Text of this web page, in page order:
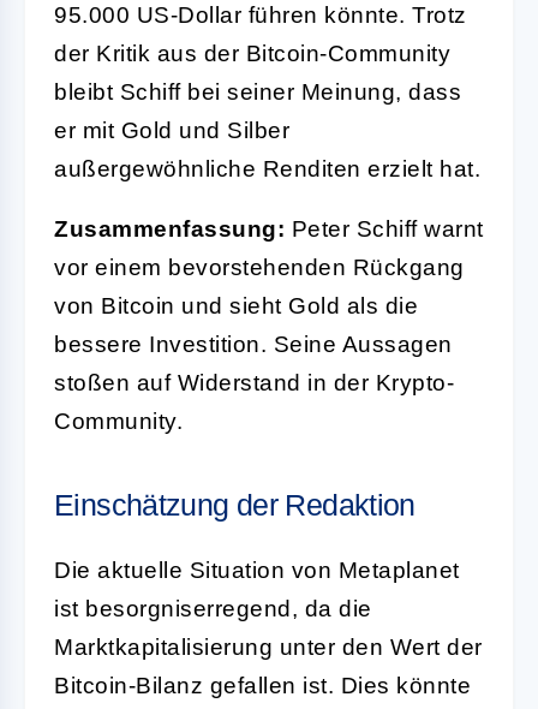
95.000 US-Dollar führen könnte. Trotz
der Kritik aus der Bitcoin-Community
bleibt Schiff bei seiner Meinung, dass
er mit Gold und Silber
außergewöhnliche Renditen erzielt hat.
Zusammenfassung: Peter Schiff warnt
vor einem bevorstehenden Rückgang
von Bitcoin und sieht Gold als die
bessere Investition. Seine Aussagen
stoßen auf Widerstand in der Krypto-
Community.
Einschätzung der Redaktion
Die aktuelle Situation von Metaplanet
ist besorgniserregend, da die
Marktkapitalisierung unter den Wert der
Bitcoin-Bilanz gefallen ist. Dies könnte